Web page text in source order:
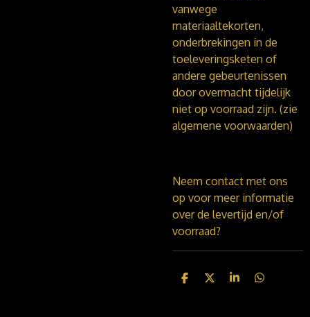
vanwege
materiaaltekorten,
onderbrekingen in de
toeleveringsketen of
andere gebeurtenissen
door overmacht tijdelijk
niet op voorraad zijn. (zie
algemene voorwaarden)
Neem contact met ons
op voor meer informatie
over de levertijd en/of
voorraad?
D
D
S
D